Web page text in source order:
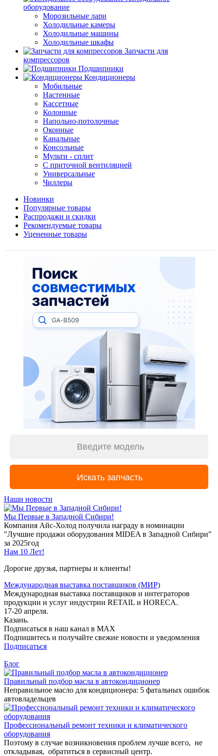
оборудование
Морозильные лари
Холодильные камеры
Холодильные машины
Холодильные шкафы
Запчасти для
компрессоров
Подшипники
Кондиционеры
Мобильные
Настенные
Кассетные
Колонные
Напольно-потолочные
Оконные
Канальные
Консольные
Мульти - сплит
С приточной вентиляцией
Универсальные
Чиллеры
Новинки
Популярные товары
Распродажи и скидки
Рекомендуемые товары
Уцененные товары
Наши новости
Мы Первые в Западной Сибири!
Компания Айс-Холод получила награду в номинации
"Лучшие продажи оборудования MIDEA в Западной Сибири"
за 2025год
Нам 10 Лет!
Дорогие друзья, партнеры и клиенты!
Международная выставка поставщиков (МИР)
Международная выставка поставщиков и интеграторов
продукции и услуг индустрии RETAIL и HORECA.
17-20 апреля.
Казань.
Подписаться в наш канал в MAX
Подпишитесь и получайте свежие новости и уведомления
Подписаться
Блог
Правильный подбор масла в автокондиционер
Неправильное масло для кондиционера: 5 фатальных ошибок
автовладельцев
Профессиональный ремонт техники и климатического
оборудования
Поэтому в случае возникновения проблем лучше всего, не
откладывая, обратиться в сервисный центр.